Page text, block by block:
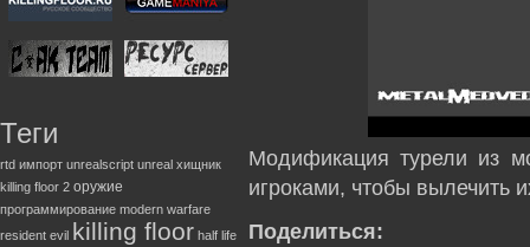
Теги
rtd импорт unrealscript unreal хищник
killing floor 2 оружие
программирование modern warfare
resident evil killing floor half life
Модификация турели из
игроками, чтобы вылечить
Поделиться: